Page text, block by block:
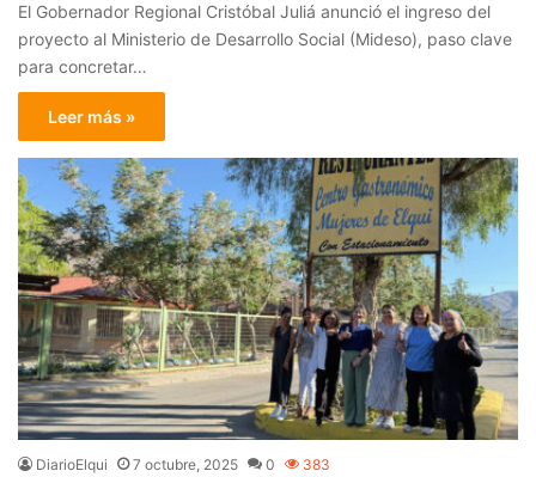
El Gobernador Regional Cristóbal Juliá anunció el ingreso del
proyecto al Ministerio de Desarrollo Social (Mideso), paso clave
para concretar…
Leer más »
DiarioElqui 7 octubre, 2025 0 383